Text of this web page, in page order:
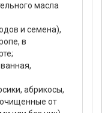
масла
и семена),
в
абрикосы,
от